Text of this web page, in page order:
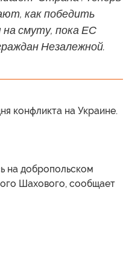
как победить
смуту, пока ЕС
Незалежной.
конфликта на Украине.
на добропольском
Шахового, сообщает